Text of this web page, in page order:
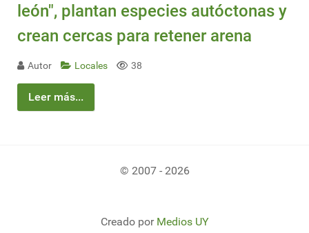
león", plantan especies autóctonas y
crean cercas para retener arena
Autor Locales 38
Leer más...
© 2007 - 2026
Creado por Medios UY